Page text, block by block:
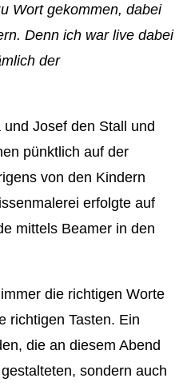
Wort gekommen, dabei
Denn ich war live dabei
der
Josef den Stall und
pünktlich auf der
von den Kindern
erfolgte auf
mittels Beamer in den
die richtigen Worte
richtigen Tasten. Ein
die an diesem Abend
sondern auch